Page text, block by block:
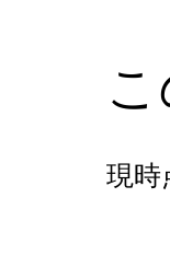
現時